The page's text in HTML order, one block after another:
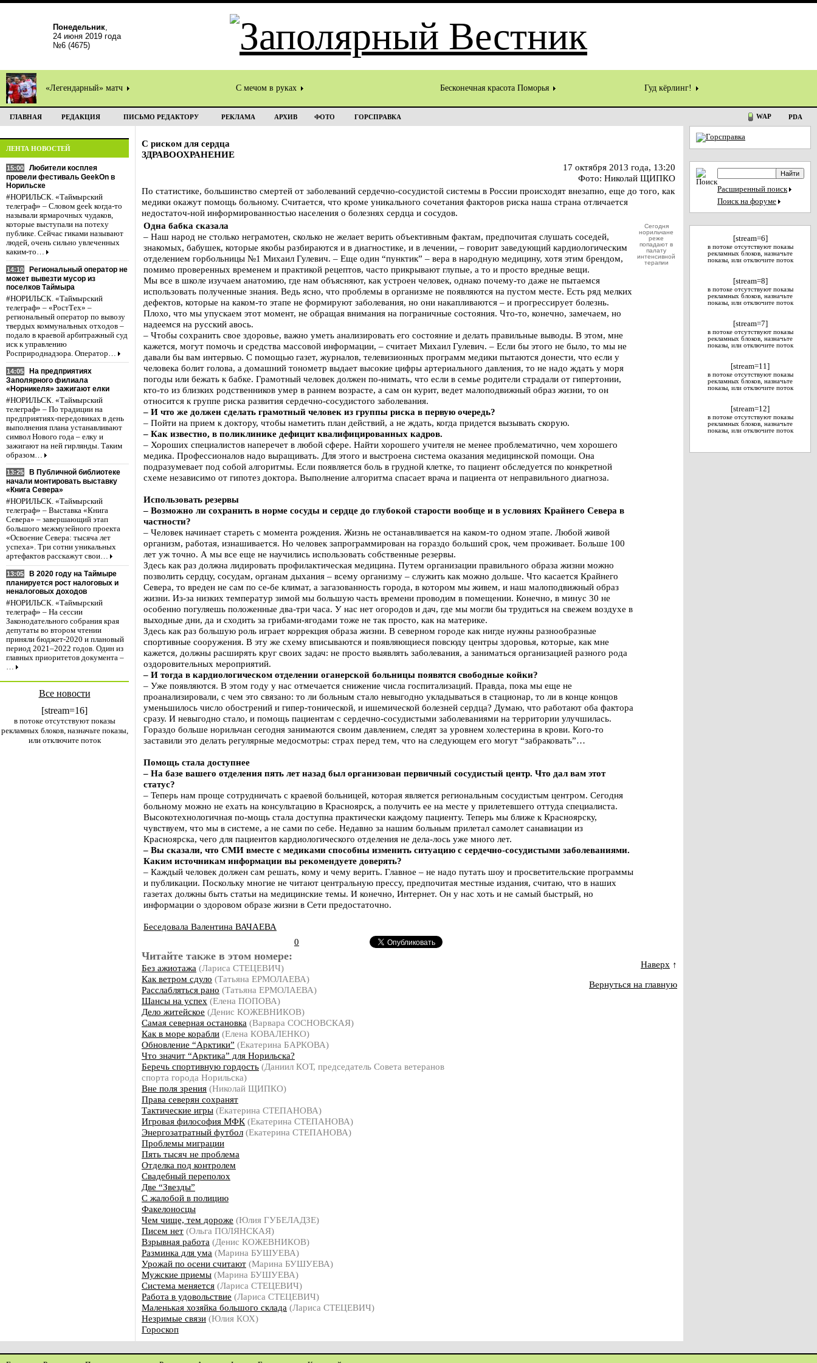
Понедельник,
24 июня 2019 года
№6 (4675)
«Легендарный» матч С мечом в руках Бесконечная красота Поморья Гуд кёрлинг!
ГЛАВНАЯ РЕДАКЦИЯ ПИСЬМО РЕДАКТОРУ РЕКЛАМА АРХИВ ФОТО ГОРСПРАВКА WAP PDA
ЛЕНТА НОВОСТЕЙ
15:00
Любители косплея
провели фестиваль GeekOn в
Норильске
#НОРИЛЬСК. «Таймырский
телеграф» – Словом geek когда-то
называли ярмарочных чудаков,
которые выступали на потеху
публике. Сейчас гиками называют
людей, очень сильно увлеченных
каким-то…
14:10
Региональный оператор не
может вывезти мусор из
поселков Таймыра
#НОРИЛЬСК. «Таймырский
телеграф» – «РостТех» –
региональный оператор по вывозу
твердых коммунальных отходов –
подало в краевой арбитражный суд
иск к управлению
Росприроднадзора. Оператор…
14:05
На предприятиях
Заполярного филиала
«Норникеля» зажигают елки
#НОРИЛЬСК. «Таймырский
телеграф» – По традиции на
предприятиях-передовиках в день
выполнения плана устанавливают
символ Нового года – елку и
зажигают на ней гирлянды. Таким
образом…
13:25
В Публичной библиотеке
начали монтировать выставку
«Книга Севера»
#НОРИЛЬСК. «Таймырский
телеграф» – Выставка «Книга
Севера» – завершающий этап
большого межмузейного проекта
«Освоение Севера: тысяча лет
успеха». Три сотни уникальных
артефактов расскажут свои…
13:05
В 2020 году на Таймыре
планируется рост налоговых и
неналоговых доходов
#НОРИЛЬСК. «Таймырский
телеграф» – На сессии
Законодательного собрания края
депутаты во втором чтении
приняли бюджет-2020 и плановый
период 2021–2022 годов. Один из
главных приоритетов документа –
…
Все новости
[stream=16]
в потоке отсутствуют показы
рекламных блоков, назначьте показы,
или отключите поток
С риском для сердца
ЗДРАВООХРАНЕНИЕ
17 октября 2013 года, 13:20
Фото: Николай ЩИПКО
По статистике, большинство смертей от заболеваний сердечно-сосудистой системы в России происходят внезапно, еще до того, как
медики окажут помощь больному. Считается, что кроме уникального сочетания факторов риска наша страна отличается
недостаточ-ной информированностью населения о болезнях сердца и сосудов.
Одна бабка сказала
– Наш народ не столько неграмотен, сколько не желает верить объективным фактам, предпочитая слушать соседей,
знакомых, бабушек, которые якобы разбираются и в диагностике, и в лечении, – говорит заведующий кардиологическим
отделением горбольницы №1 Михаил Гулевич. – Еще один “пунктик” – вера в народную медицину, хотя этим брендом,
помимо проверенных временем и практикой рецептов, часто прикрывают глупые, а то и просто вредные вещи.
Мы все в школе изучаем анатомию, где нам объясняют, как устроен человек, однако почему-то даже не пытаемся
использовать полученные знания. Ведь ясно, что проблемы в организме не появляются на пустом месте. Есть ряд мелких
дефектов, которые на каком-то этапе не формируют заболевания, но они накапливаются – и прогрессирует болезнь.
Плохо, что мы упускаем этот момент, не обращая внимания на пограничные состояния. Что-то, конечно, замечаем, но
надеемся на русский авось.
– Чтобы сохранить свое здоровье, важно уметь анализировать его состояние и делать правильные выводы. В этом, мне
кажется, могут помочь и средства массовой информации, – считает Михаил Гулевич. – Если бы этого не было, то мы не
давали бы вам интервью. С помощью газет, журналов, телевизионных программ медики пытаются донести, что если у
человека болит голова, а домашний тонометр выдает высокие цифры артериального давления, то не надо ждать у моря
погоды или бежать к бабке. Грамотный человек должен по-нимать, что если в семье родители страдали от гипертонии,
кто-то из близких родственников умер в раннем возрасте, а сам он курит, ведет малоподвижный образ жизни, то он
относится к группе риска развития сердечно-сосудистого заболевания.
– И что же должен сделать грамотный человек из группы риска в первую очередь?
– Пойти на прием к доктору, чтобы наметить план действий, а не ждать, когда придется вызывать скорую.
– Как известно, в поликлинике дефицит квалифицированных кадров.
– Хороших специалистов наперечет в любой сфере. Найти хорошего учителя не менее проблематично, чем хорошего
медика. Профессионалов надо выращивать. Для этого и выстроена система оказания медицинской помощи. Она
подразумевает под собой алгоритмы. Если появляется боль в грудной клетке, то пациент обследуется по конкретной
схеме независимо от гипотез доктора. Выполнение алгоритма спасает врача и пациента от неправильного диагноза.
Использовать резервы
– Возможно ли сохранить в норме сосуды и сердце до глубокой старости вообще и в условиях Крайнего Севера в
частности?
– Человек начинает стареть с момента рождения. Жизнь не останавливается на каком-то одном этапе. Любой живой
организм, работая, изнашивается. Но человек запрограммирован на гораздо больший срок, чем проживает. Больше 100
лет уж точно. А мы все еще не научились использовать собственные резервы.
Здесь как раз должна лидировать профилактическая медицина. Путем организации правильного образа жизни можно
позволить сердцу, сосудам, органам дыхания – всему организму – служить как можно дольше. Что касается Крайнего
Севера, то вреден не сам по се-бе климат, а загазованность города, в котором мы живем, и наш малоподвижный образ
жизни. Из-за низких температур зимой мы большую часть времени проводим в помещении. Конечно, в минус 30 не
особенно погуляешь положенные два-три часа. У нас нет огородов и дач, где мы могли бы трудиться на свежем воздухе в
выходные дни, да и сходить за грибами-ягодами тоже не так просто, как на материке.
Здесь как раз большую роль играет коррекция образа жизни. В северном городе как нигде нужны разнообразные
спортивные сооружения. В эту же схему вписываются и появляющиеся повсюду центры здоровья, которые, как мне
кажется, должны расширять круг своих задач: не просто выявлять заболевания, а заниматься организацией разного рода
оздоровительных мероприятий.
– И тогда в кардиологическом отделении оганерской больницы появятся свободные койки?
– Уже появляются. В этом году у нас отмечается снижение числа госпитализаций. Правда, пока мы еще не
проанализировали, с чем это связано: то ли больным стало невыгодно укладываться в стационар, то ли в конце концов
уменьшилось число обострений и гипер-тонической, и ишемической болезней сердца? Думаю, что работают оба фактора
сразу. И невыгодно стало, и помощь пациентам с сердечно-сосудистыми заболеваниями на территории улучшилась.
Гораздо больше норильчан сегодня занимаются своим давлением, следят за уровнем холестерина в крови. Кого-то
заставили это делать регулярные медосмотры: страх перед тем, что на следующем его могут “забраковать”…
Помощь стала доступнее
– На базе вашего отделения пять лет назад был организован первичный сосудистый центр. Что дал вам этот
статус?
– Теперь нам проще сотрудничать с краевой больницей, которая является региональным сосудистым центром. Сегодня
больному можно не ехать на консультацию в Красноярск, а получить ее на месте у прилетевшего оттуда специалиста.
Высокотехнологичная по-мощь стала доступна практически каждому пациенту. Теперь мы ближе к Красноярску,
чувствуем, что мы в системе, а не сами по себе. Недавно за нашим больным прилетал самолет санавиации из
Красноярска, чего для пациентов кардиологического отделения не дела-лось уже много лет.
– Вы сказали, что СМИ вместе с медиками способны изменить ситуацию с сердечно-сосудистыми заболеваниями.
Каким источникам информации вы рекомендуете доверять?
– Каждый человек должен сам решать, кому и чему верить. Главное – не надо путать шоу и просветительские программы
и публикации. Поскольку многие не читают центральную прессу, предпочитая местные издания, считаю, что в наших
газетах должны быть статьи на медицинские темы. И конечно, Интернет. Он у нас хоть и не самый быстрый, но
информации о здоровом образе жизни в Сети предостаточно.
Беседовала Валентина ВАЧАЕВА
Сегодня
норильчане
реже
попадают в
палату
интенсивной
терапии
0
Читайте также в этом номере:
Без ажиотажа (Лариса СТЕЦЕВИЧ)
Как ветром сдуло (Татьяна ЕРМОЛАЕВА)
Расслабляться рано (Татьяна ЕРМОЛАЕВА)
Шансы на успех (Елена ПОПОВА)
Дело житейское (Денис КОЖЕВНИКОВ)
Самая северная остановка (Варвара СОСНОВСКАЯ)
Как в море корабли (Елена КОВАЛЕНКО)
Обновление “Арктики” (Екатерина БАРКОВА)
Что значит “Арктика” для Норильска?
Беречь спортивную гордость (Даниил КОТ, председатель Совета ветеранов
спорта города Норильска)
Вне поля зрения (Николай ЩИПКО)
Права северян сохранят
Тактические игры (Екатерина СТЕПАНОВА)
Игровая философия МФК (Екатерина СТЕПАНОВА)
Энергозатратный футбол (Екатерина СТЕПАНОВА)
Проблемы миграции
Пять тысяч не проблема
Отделка под контролем
Свадебный переполох
Две “Звезды”
С жалобой в полицию
Факелоносцы
Чем чище, тем дороже (Юлия ГУБЕЛАДЗЕ)
Писем нет (Ольга ПОЛЯНСКАЯ)
Взрывная работа (Денис КОЖЕВНИКОВ)
Разминка для ума (Марина БУШУЕВА)
Урожай по осени считают (Марина БУШУЕВА)
Мужские приемы (Марина БУШУЕВА)
Система меняется (Лариса СТЕЦЕВИЧ)
Работа в удовольствие (Лариса СТЕЦЕВИЧ)
Маленькая хозяйка большого склада (Лариса СТЕЦЕВИЧ)
Незримые связи (Юлия КОХ)
Гороскоп
Наверх ↑
Вернуться на главную
Расширенный поиск
Поиск на форуме
[stream=6]
в потоке отсутствуют показы
рекламных блоков, назначьте
показы, или отключите поток
[stream=8]
в потоке отсутствуют показы
рекламных блоков, назначьте
показы, или отключите поток
[stream=7]
в потоке отсутствуют показы
рекламных блоков, назначьте
показы, или отключите поток
[stream=11]
в потоке отсутствуют показы
рекламных блоков, назначьте
показы, или отключите поток
[stream=12]
в потоке отсутствуют показы
рекламных блоков, назначьте
показы, или отключите поток